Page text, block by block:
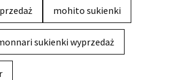
mohito sukienki
sukienki wyprzedaż